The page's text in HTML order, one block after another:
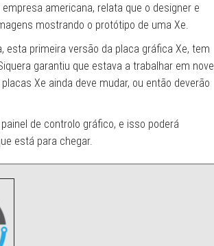
americana, relata que o designer e
mostrando o protótipo de uma Xe.
esta primeira versão da placa gráfica Xe, tem
garantiu que estava a trabalhar em nove
Xe ainda deve mudar, ou então deverão
de controlo gráfico, e isso poderá
está para chegar.